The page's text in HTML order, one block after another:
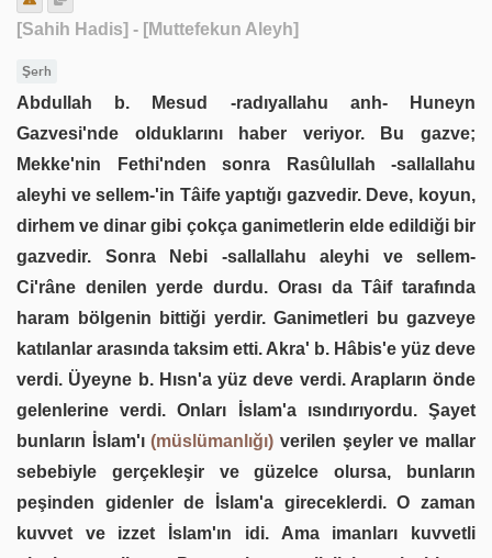
[Sahih Hadis] - [Muttefekun Aleyh]
Şerh
Abdullah b. Mesud -radıyallahu anh- Huneyn
Gazvesi'nde olduklarını haber veriyor. Bu gazve;
Mekke'nin Fethi'nden sonra Rasûlullah -sallallahu
aleyhi ve sellem-'in Tâife yaptığı gazvedir. Deve, koyun,
dirhem ve dinar gibi çokça ganimetlerin elde edildiği bir
gazvedir. Sonra Nebi -sallallahu aleyhi ve sellem-
Ci'râne denilen yerde durdu. Orası da Tâif tarafında
haram bölgenin bittiği yerdir. Ganimetleri bu gazveye
katılanlar arasında taksim etti. Akra' b. Hâbis'e yüz deve
verdi. Üyeyne b. Hısn'a yüz deve verdi. Arapların önde
gelenlerine verdi. Onları İslam'a ısındırıyordu. Şayet
bunların İslam'ı(müslümanlığı) verilen şeyler ve mallar
sebebiyle gerçekleşir ve güzelce olursa, bunların
peşinden gidenler de İslam'a gireceklerdi. O zaman
kuvvet ve izzet İslam'ın idi. Ama imanları kuvvetli